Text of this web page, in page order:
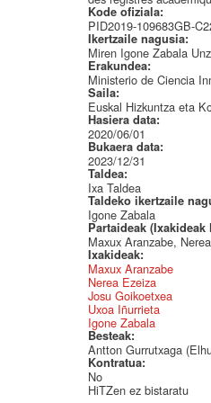
Kode ofiziala:
PID2019-109683GB-
Ikertzaile nagusia:
Miren Igone Zabala
Erakundea:
Ministerio de Ciencia
Saila:
Euskal Hizkuntza eta
Hasiera data:
2020/06/01
Bukaera data:
2023/12/31
Taldea:
Ixa Taldea
Taldeko ikertzaile
Igone Zabala
Partaideak
Maxux Aranzabe,
Ixakideak:
Maxux Aranzabe
Nerea Ezeiza
Josu Goikoetxea
Uxoa Iñurrieta
Igone Zabala
Besteak:
Antton Gurrutxaga
Kontratua:
No
HiTZen ez bistaratu